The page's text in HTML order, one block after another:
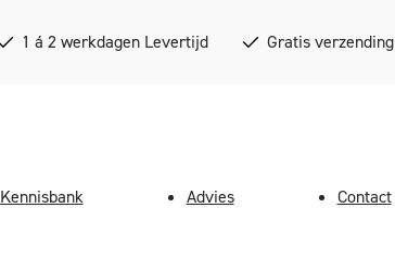
1 á 2 werkdagen Levertijd Gratis verzending
Kennisbank Advies Contact